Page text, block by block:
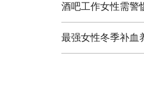
酒吧工作女性需警
最强女性冬季补血